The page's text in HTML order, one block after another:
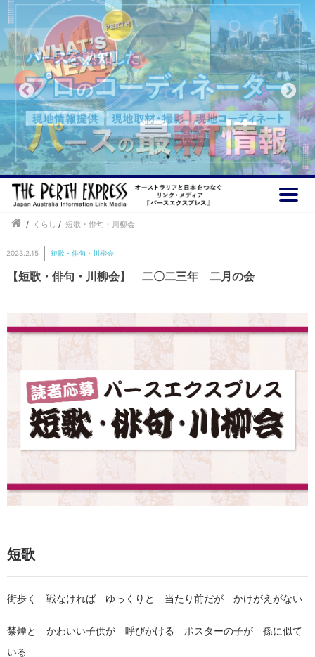
/ くらし / 短歌・俳句・川柳会
2023.2.15 短歌・俳句・川柳会
【短歌・俳句・川柳会】 二〇二三年 二月の会
短歌
街歩く 戦なければ ゆっくりと 当たり前だが かけがえがない
禁煙と かわいい子供が 呼びかける ポスターの子が 孫に似て
いる